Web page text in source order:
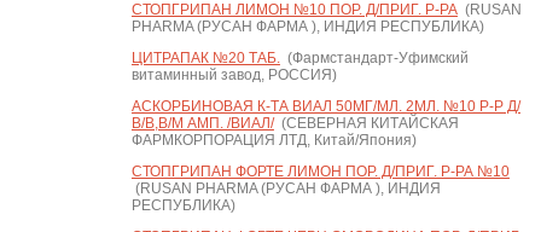
СТОПГРИПАН ЛИМОН №10 ПОР. Д/ПРИГ. Р-РА(RUSAN
PHARMA (РУСАН ФАРМА ), ИНДИЯ РЕСПУБЛИКА)
ЦИТРАПАК №20 ТАБ.(Фармстандарт-Уфимский
витаминный завод, РОССИЯ)
АСКОРБИНОВАЯ К-ТА ВИАЛ 50МГ/МЛ. 2МЛ. №10 Р-Р Д/
В/В,В/М АМП. /ВИАЛ/(СЕВЕРНАЯ КИТАЙСКАЯ
ФАРМКОРПОРАЦИЯ ЛТД, Китай/Япония)
СТОПГРИПАН ФОРТЕ ЛИМОН ПОР. Д/ПРИГ. Р-РА №10
(RUSAN PHARMA (РУСАН ФАРМА ), ИНДИЯ
РЕСПУБЛИКА)